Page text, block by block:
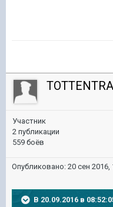
Участник
2 публикации
559 боёв
Опубликовано: 20 сен 2016,
В 20.09.2016 в